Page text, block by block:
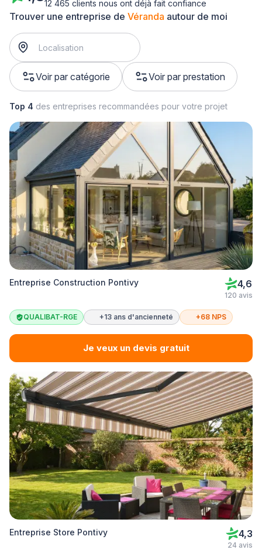
Trouver une entreprise de Véranda autour de moi
Voir par catégorie Voir par prestation
12 465 clients nous ont déjà fait confiance
Top 4 des entreprises recommandées pour votre projet
Entreprise Construction Pontivy 4,6
120 avis
QUALIBAT-RGE +13 ans d'ancienneté +68 NPS
Je veux un devis gratuit
Entreprise Store Pontivy 4,3
24 avis